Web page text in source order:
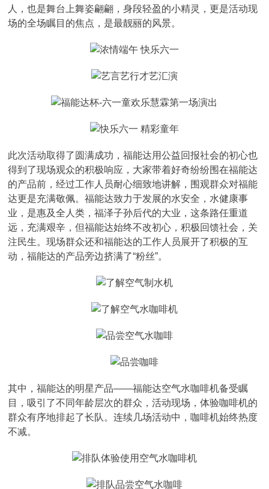
人，也是舞台上舞姿翩翩，身段轻盈的小精灵，更是活动现
场的全场瞩目的焦点，是最靓丽的风景。
此次活动取得了圆满成功，福能达用公益回报社会的初心也
得到了现场观众的积极响应，大家带着好奇纷纷围在福能达
的产品前，经过工作人员耐心细致地讲解，围观群众对福能
达更是充满敬佩。福能达致力于发展的水安全，水健康事
业，是惠及全人类，福泽子孙后代的大业，这条路任重道
远，充满艰辛，但福能达始终不改初心，积极回馈社会，关
注民生。现场群众还和福能达的工作人员展开了积极的互
动，福能达的产品旁边挤满了“粉丝”。
其中，福能达的明星产品——福能达空气水咖啡机备受瞩
目，吸引了不同年龄层次的群众，活动现场，体验咖啡机的
群众有序地排起了长队。连续几场活动中，咖啡机始终热度
不减。